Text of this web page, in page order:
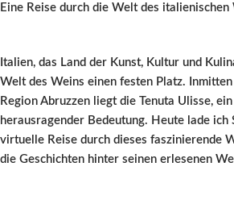
Eine Reise durch die Welt des italienischen
Italien, das Land der Kunst, Kultur und
Welt des Weins einen festen Platz.
Region Abruzzen liegt die Tenuta Ulisse,
herausragender Bedeutung. Heute lade ich
virtuelle Reise durch dieses faszinierende
die Geschichten hinter seinen erlesenen